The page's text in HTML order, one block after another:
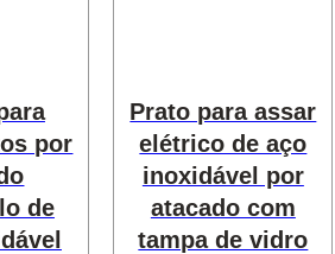
por
de
Prato para assar
elétrico de aço
inoxidável por
atacado com
tampa de vidro